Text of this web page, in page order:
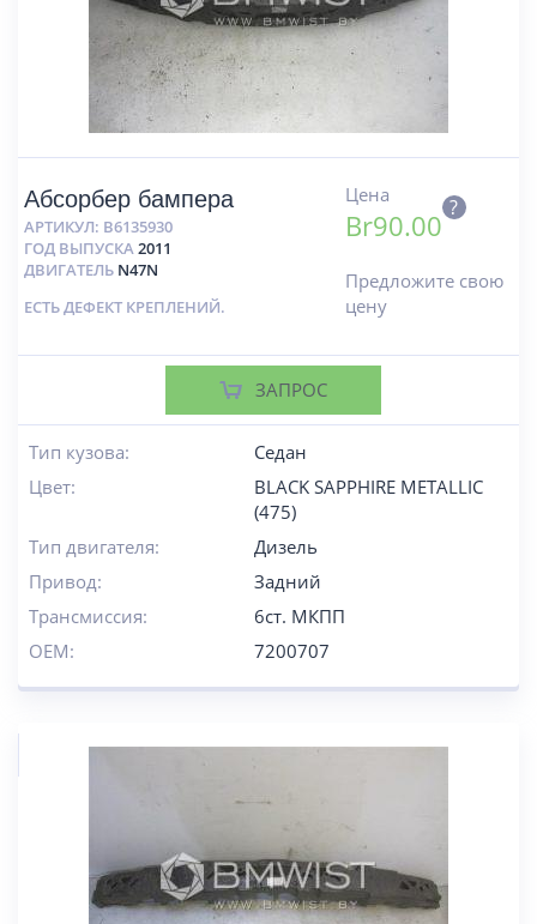
Абсорбер бампера
АРТИКУЛ: B6135930
ГОД ВЫПУСКА2011
ДВИГАТЕЛЬ N47N
ЕСТЬ ДЕФЕКТ КРЕПЛЕНИЙ.
Цена
Br90.00
?
Предложите свою
цену
ЗАПРОС
Тип кузова:
Седан
Цвет:
BLACK SAPPHIRE METALLIC
(475)
Тип двигателя:
Дизель
Привод:
Задний
Трансмиссия:
6ст. МКПП
OEM:
7200707